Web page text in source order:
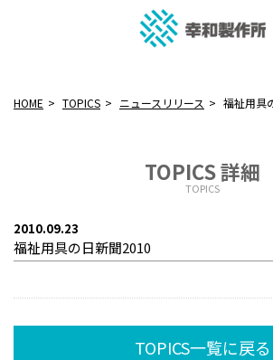
HOME TOPICS ニュースリリース 福祉用具
TOPICS 詳細
TOPICS
2010.09.23
福祉用具の日新聞2010
TOPICS一覧に戻る